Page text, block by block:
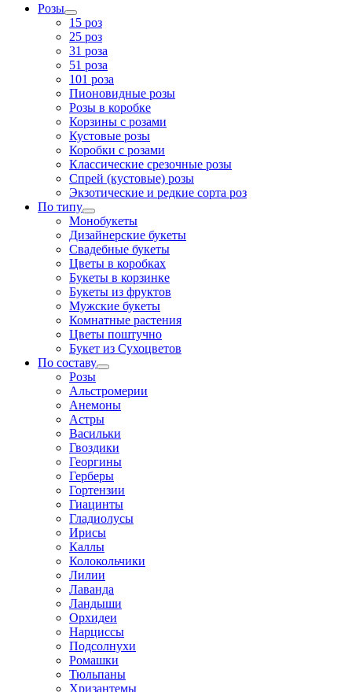
Розы
15 роз
25 роз
31 роза
51 роза
101 роза
Пионовидные розы
Розы в коробке
Корзины с розами
Кустовые розы
Коробки с розами
Классические срезочные розы
Спрей (кустовые) розы
Экзотические и редкие сорта роз
По типу
Монобукеты
Дизайнерские букеты
Свадебные букеты
Цветы в коробках
Букеты в корзинке
Букеты из фруктов
Мужские букеты
Комнатные растения
Цветы поштучно
Букет из Сухоцветов
По составу
Розы
Альстромерии
Анемоны
Астры
Васильки
Гвоздики
Георгины
Герберы
Гортензии
Гиацинты
Гладиолусы
Ирисы
Каллы
Колокольчики
Лилии
Лаванда
Ландыши
Орхидеи
Нарциссы
Подсолнухи
Ромашки
Тюльпаны
Хризантемы